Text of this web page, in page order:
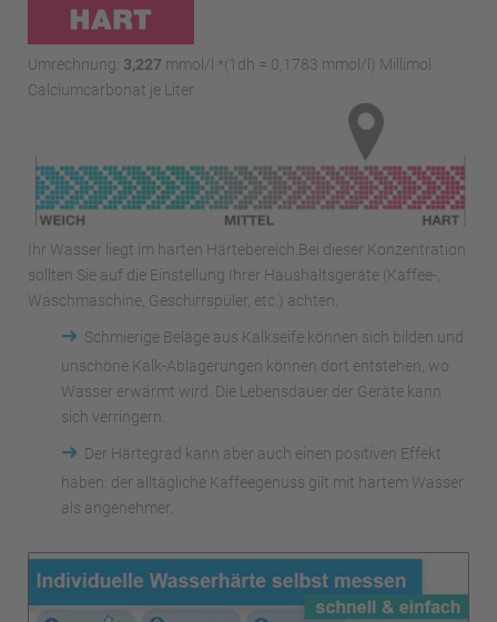
Umrechnung: 3,227 mmol/l *(1dh = 0,1783 mmol/l) Millimol
Calciumcarbonat je Liter
Ihr Wasser liegt im harten Härtebereich.Bei dieser Konzentration
sollten Sie auf die Einstellung Ihrer Haushaltsgeräte (Kaffee-,
Waschmaschine, Geschirrspüler, etc.) achten.
➜ Schmierige Beläge aus Kalkseife können sich bilden und
unschöne Kalk-Ablagerungen können dort entstehen, wo
Wasser erwärmt wird. Die Lebensdauer der Geräte kann
sich verringern.
➜ Der Härtegrad kann aber auch einen positiven Effekt
haben: der alltägliche Kaffeegenuss gilt mit hartem Wasser
als angenehmer.